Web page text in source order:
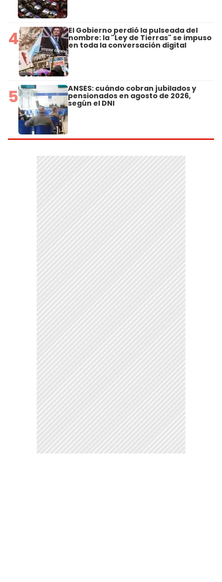
4 El Gobierno perdió la pulseada del
nombre: la "Ley de Tierras" se impuso
en toda la conversación digital
5 ANSES: cuándo cobran jubilados y
pensionados en agosto de 2026,
según el DNI